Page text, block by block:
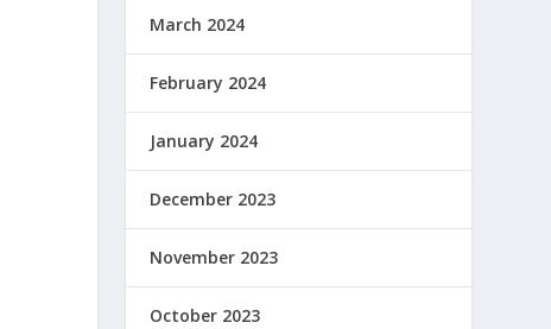
March 2024
February 2024
January 2024
December 2023
November 2023
October 2023